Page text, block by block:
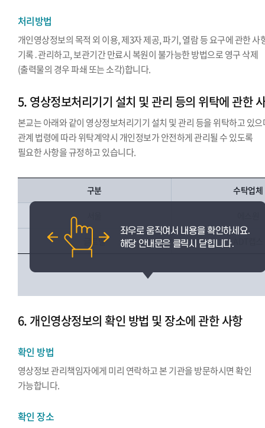
처리방법
개인영상정보의 목적 외 이용, 제3자 제공, 파기, 열람 등 요구에 관한 사
기록․관리하고, 보관기간 만료시 복원이 불가능한 방법으로 영구 삭제
(출력물의 경우 파쇄 또는 소각)합니다.
5. 영상정보처리기기 설치 및 관리 등의 위탁에 관한
본교는 아래와 같이 영상정보처리기기 설치 및 관리 등을 위탁하고 있
관계 법령에 따라 위탁계약시 개인정보가 안전하게 관리될 수 있도록
필요한 사항을 규정하고 있습니다.
구분 수탁업체
글로벌
6. 개인영상정보의 확인 방법 및 장소에 관한 사항
확인 방법
영상정보 관리책임자에게 미리 연락하고 본 기관을 방문하시면 확인
가능합니다.
확인 장소